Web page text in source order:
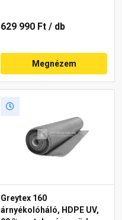
629 990 Ft / db
Megnézem
Greytex 160
árnyékolóháló, HDPE UV,